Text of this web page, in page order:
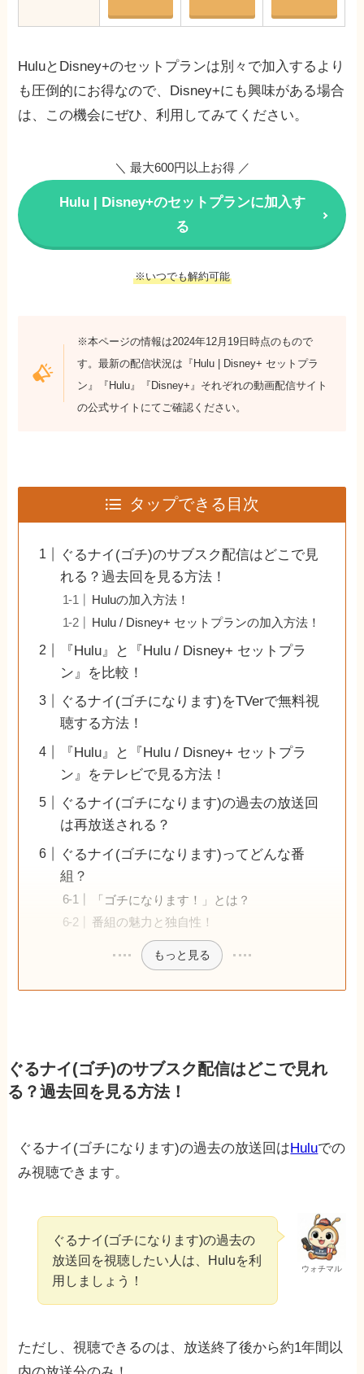
HuluとDisney+のセットプランは別々で加入するより
も圧倒的にお得なので、Disney+にも興味がある場合
は、この機会にぜひ、利用してみてください。
＼ 最大600円以上お得 ／
Hulu | Disney+のセットプランに加入す
る
※いつでも解約可能
※本ページの情報は2024年12月19日時点のもので
す。最新の配信状況は『Hulu | Disney+ セットプラ
ン』『Hulu』『Disney+』それぞれの動画配信サイト
の公式サイトにてご確認ください。
タップできる目次
ぐるナイ(ゴチ)のサブスク配信はどこで見
れる？過去回を見る方法！
Huluの加入方法！
Hulu / Disney+ セットプランの加入方法！
『Hulu』と『Hulu / Disney+ セットプラ
ン』を比較！
ぐるナイ(ゴチになります)をTVerで無料視
聴する方法！
『Hulu』と『Hulu / Disney+ セットプラ
ン』をテレビで見る方法！
ぐるナイ(ゴチになります)の過去の放送回
は再放送される？
ぐるナイ(ゴチになります)ってどんな番
組？
「ゴチになります！」とは？
番組の魅力と独自性！
もっと見る
ぐるナイ(ゴチ)のサブスク配信はどこで見れ
る？過去回を見る方法！
ぐるナイ(ゴチになります)の過去の放送回はHuluでの
み視聴できます。
ウォチマル
ぐるナイ(ゴチになります)の過去の
放送回を視聴したい人は、Huluを利
用しましょう！
ただし、視聴できるのは、放送終了後から約1年間以